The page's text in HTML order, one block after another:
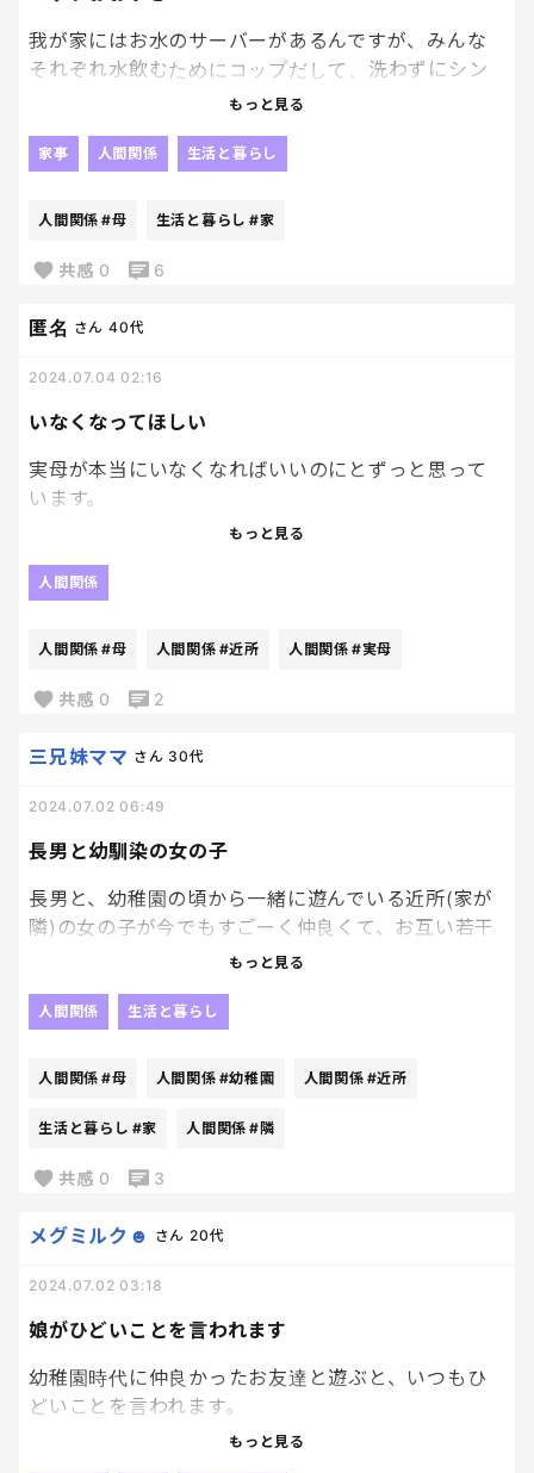
我が家にはお水のサーバーがあるんですが、みんな
それぞれ水飲むためにコップだして、洗わずにシン
ク入れていくから、私がキッチンに向かうとコップ
母の小さな愚痴です、、😇
もっと見る
家事 人間関係 生活と暮らし
人間関係 #母 生活と暮らし #家
共感 0 6
いなくなってほしい
匿名 さん 40代
2024.07.04 02:16
実母が本当にいなくなればいいのにとずっと思って
います。
自宅に押しかけようとする
てきて嫌な思いをさせて、もう疲れました。
来週、母の家に遊びに行く予定ですが（これも無理
昨日、コロナになったと連絡が。
遊びに来るまでには治します⭐︎みたいな…
いやもう行きたくないし。
心臓止める手術しても生きてるし、もうみんなが死
くし、何より、100歳近い祖母を胃瘻にすると母だけ
果、寝たきりで3年が過ぎていること。
いあの母に、もう関わりたくない。
仲の良い母娘が羨ましいです。
もっと見る
人間関係
人間関係 #母 人間関係 #近所 人間関係 #実母
共感 0 2
長男と幼馴染の女の子
三兄妹ママ さん 30代
2024.07.02 06:49
長男と、幼稚園の頃から一緒に遊んでいる近所(家が
隣)の女の子が今でもすごーく仲良くて、お互い若干
好意があるのか？？って母的にはドキドキするけど。
ると2人でずっと一緒に行動したりしてるのを見てて
ちゃうのかなぁ〜
話してますが、、、
かしちゃったりして。笑
す。笑
もっと見る
人間関係 生活と暮らし
人間関係 #母 人間関係 #幼稚園 人間関係 #近所
生活と暮らし #家 人間関係 #隣
共感 0 3
娘がひどいことを言われます
メグミルク☻ さん 20代
2024.07.02 03:18
幼稚園時代に仲良かったお友達と遊ぶと、いつもひ
どいことを言われます。
そのお友達とは別々の小学校に進んだのですが、先
もっと見る